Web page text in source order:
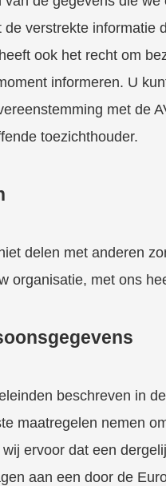
verstrekte
ook het recht om
informeren. U
met de
toezichthouder.
delen met anderen
organisatie, met ons
beschreven in
maatregelen nemen
ervoor dat een
aan een door de